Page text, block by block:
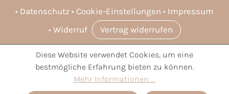
Datenschutz
Cookie-Einstellungen
Impressum
Widerruf
Vertrag widerrufen
* Alle Preise inkl. gesetzl. Mehrwertsteuer zzgl.Versandkosten
und ggf. Nachnahmegebühren, wenn nicht anders angegeben.
Diese Website verwendet Cookies, um eine
bestmögliche Erfahrung bieten zu können.
Mehr Informationen ...